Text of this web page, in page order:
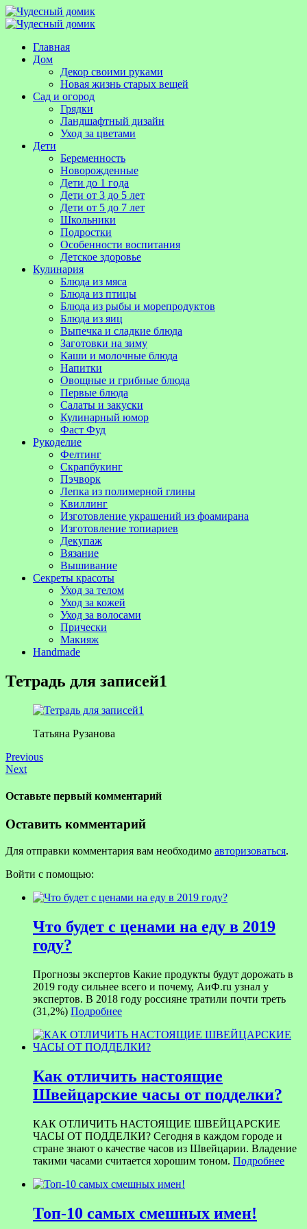
Главная
Дом
Декор своими руками
Новая жизнь старых вещей
Сад и огород
Грядки
Ландшафтный дизайн
Уход за цветами
Дети
Беременность
Новорожденные
Дети до 1 года
Дети от 3 до 5 лет
Дети от 5 до 7 лет
Школьники
Подростки
Особенности воспитания
Детское здоровье
Кулинария
Блюда из мяса
Блюда из птицы
Блюда из рыбы и морепродуктов
Блюда из яиц
Выпечка и сладкие блюда
Заготовки на зиму
Каши и молочные блюда
Напитки
Овощные и грибные блюда
Первые блюда
Салаты и закуски
Кулинарный юмор
Фаст Фуд
Рукоделие
Фелтинг
Скрапбукинг
Пэчворк
Лепка из полимерной глины
Квиллинг
Изготовление украшений из фоамирана
Изготовление топиариев
Декупаж
Вязание
Вышивание
Секреты красоты
Уход за телом
Уход за кожей
Уход за волосами
Прически
Макияж
Handmade
Тетрадь для записей1
Татьяна Рузанова
Previous
Next
Оставьте первый комментарий
Оставить комментарий
Для отправки комментария вам необходимо авторизоваться.
Войти с помощью:
Что будет с ценами на еду в 2019
году?
Прогнозы экспертов Какие продукты будут дорожать в
2019 году сильнее всего и почему, АиФ.ru узнал у
экспертов. В 2018 году россияне тратили почти треть
(31,2%) Подробнее
Как отличить настоящие
Швейцарские часы от подделки?
КАК ОТЛИЧИТЬ НАСТОЯЩИЕ ШВЕЙЦАРСКИЕ
ЧАСЫ ОТ ПОДДЕЛКИ? Сегодня в каждом городе и
стране знают о качестве часов из Швейцарии. Владение
такими часами считается хорошим тоном. Подробнее
Топ-10 самых смешных имен!